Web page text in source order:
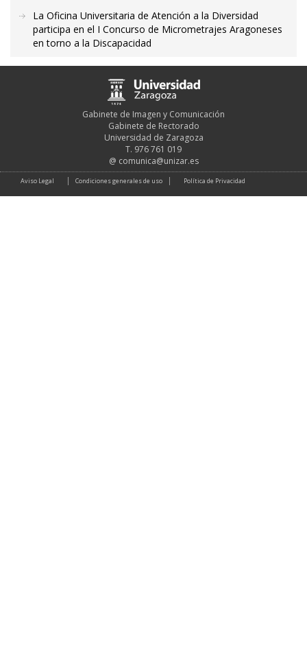
La Oficina Universitaria de Atención a la Diversidad
participa en el I Concurso de Micrometrajes Aragoneses
en torno a la Discapacidad
Gabinete de Imagen y Comunicación
Gabinete de Rectorado
Universidad de Zaragoza
T. 976 761 019
@ comunica@unizar.es
Aviso Legal Condiciones generales de uso Política de Privacidad